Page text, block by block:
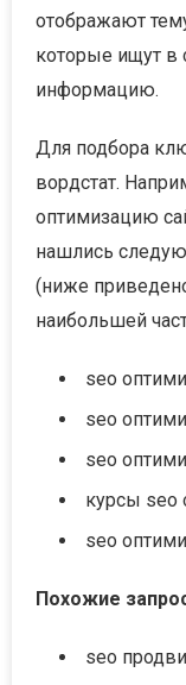
отображают
которые ищут в
информацию.
Для подбора
вордстат.
оптимизацию
нашлись
(ниже
наибольшей
seo
seo
seo
курсы seo
seo
Похожие
seo